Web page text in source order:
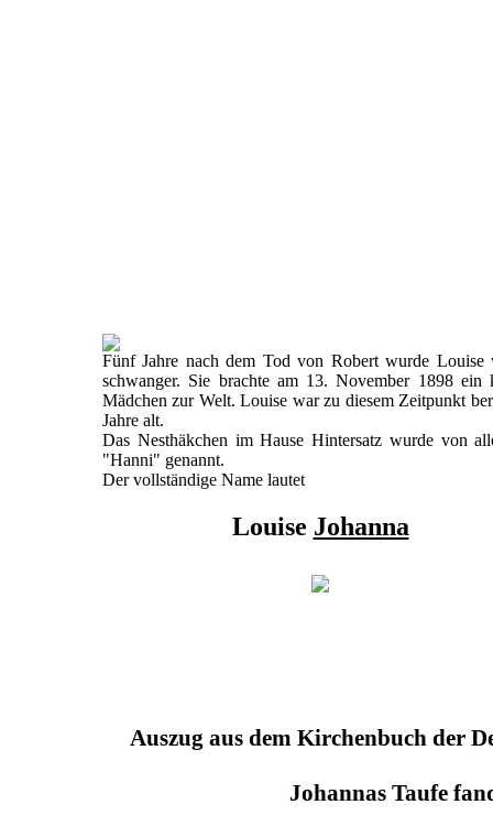
Fünf Jahre nach dem Tod von Robert wurde Louise
schwanger. Sie brachte am 13. November 1898 ein
Mädchen zur Welt. Louise war zu diesem Zeitpunkt
Jahre alt.
Das Nesthäkchen im Hause Hintersatz wurde von
"Hanni" genannt.
Der vollständige Name lautet
Louise Johanna
Auszug aus dem Kirchenbuch der
Johannas Taufe